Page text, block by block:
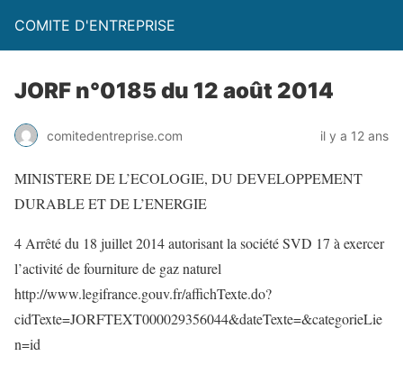
COMITE D'ENTREPRISE
JORF n°0185 du 12 août 2014
comitedentreprise.com il y a 12 ans
MINISTERE DE L’ECOLOGIE, DU DEVELOPPEMENT
DURABLE ET DE L’ENERGIE
4 Arrêté du 18 juillet 2014 autorisant la société SVD 17 à exercer
l’activité de fourniture de gaz naturel
http://www.legifrance.gouv.fr/affichTexte.do?
cidTexte=JORFTEXT000029356044&dateTexte=&categorieLie
n=id